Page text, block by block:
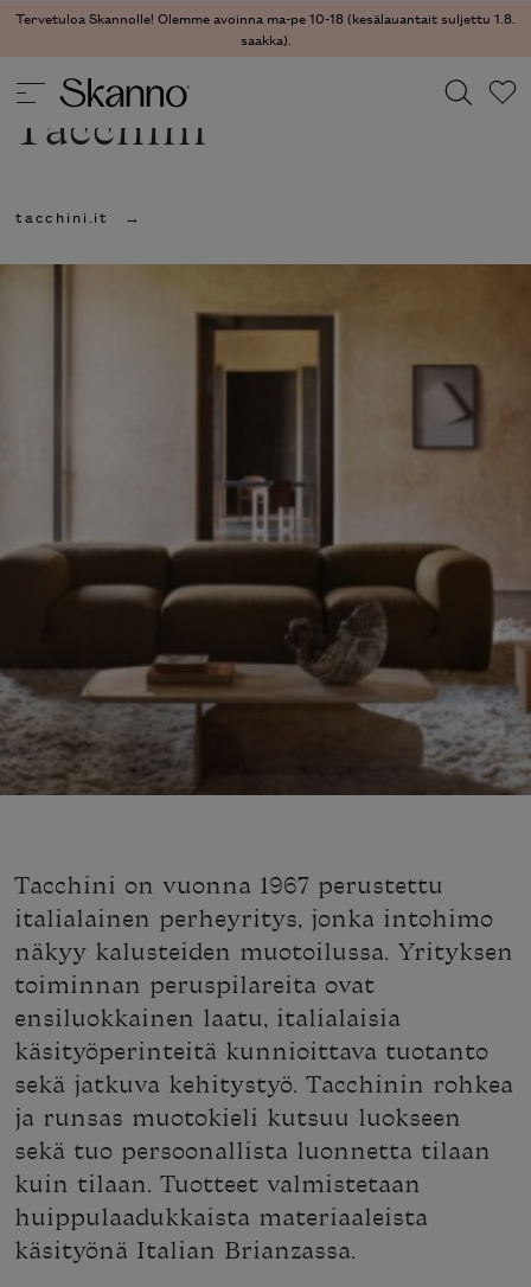
Tervetuloa Skannolle! Olemme avoinna ma-pe 10-18 (kesälauantait suljettu 1.8.
saakka).
Type 2 or more characters for results.
Tacchini
tacchini.it
Tacchini on vuonna 1967 perustettu
italialainen perheyritys, jonka intohimo
näkyy kalusteiden muotoilussa. Yrityksen
toiminnan peruspilareita ovat
ensiluokkainen laatu, italialaisia
käsityöperinteitä kunnioittava tuotanto
sekä jatkuva kehitystyö. Tacchinin rohkea
ja runsas muotokieli kutsuu luokseen
sekä tuo persoonallista luonnetta tilaan
kuin tilaan. Tuotteet valmistetaan
huippulaadukkaista materiaaleista
käsityönä Italian Brianzassa.